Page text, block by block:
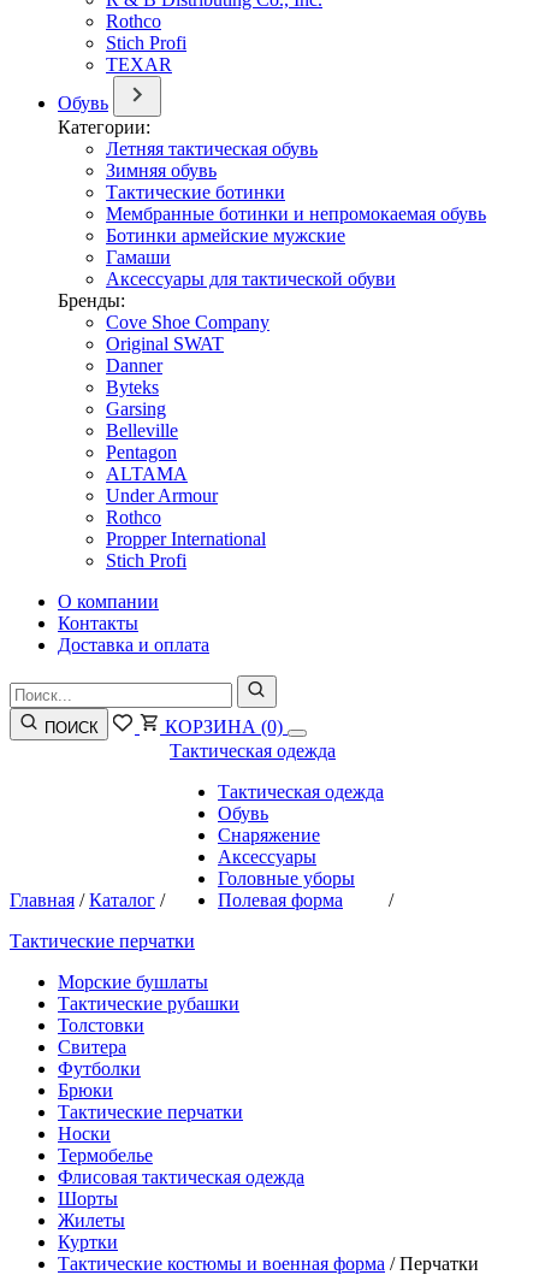
Rothco
Stich Profi
TEXAR
Обувь
Категории:
Летняя тактическая обувь
Зимняя обувь
Тактические ботинки
Мембранные ботинки и непромокаемая обувь
Ботинки армейские мужские
Гамаши
Аксессуары для тактической обуви
Бренды:
Cove Shoe Company
Original SWAT
Danner
Byteks
Garsing
Belleville
Pentagon
ALTAMA
Under Armour
Rothco
Propper International
Stich Profi
О компании
Контакты
Доставка и оплата
ПОИСК КОРЗИНА (0)
Главная /Каталог /
Тактическая одежда
Тактическая одежда
Обувь
Снаряжение
Аксессуары
Головные уборы
Полевая форма
/
Тактические перчатки
Морские бушлаты
Тактические рубашки
Толстовки
Свитера
Футболки
Брюки
Тактические перчатки
Носки
Термобелье
Флисовая тактическая одежда
Шорты
Жилеты
Куртки
Тактические костюмы и военная форма /Перчатки